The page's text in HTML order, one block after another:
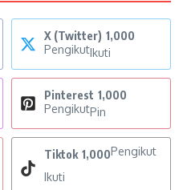
X (Twitter) 1,000
PengikutIkuti
Pinterest 1,000
PengikutPin
Tiktok 1,000Pengikut
Ikuti